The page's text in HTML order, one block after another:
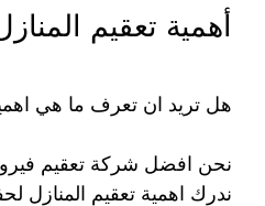
أهمية تعقيم
هل تريد ان تعرف ما هي
نحن افضل شركة تعقيم
ندرك اهمية تعقيم المنازل